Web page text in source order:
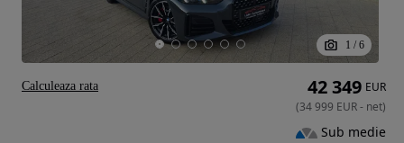
1 / 6
42 349 EUR
(34 999 EUR- net)
Sub medie
Calculeaza rata